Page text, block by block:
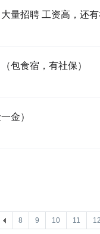
量招聘 工资高，还
包食宿，有社保）
金）
8 9 10 11